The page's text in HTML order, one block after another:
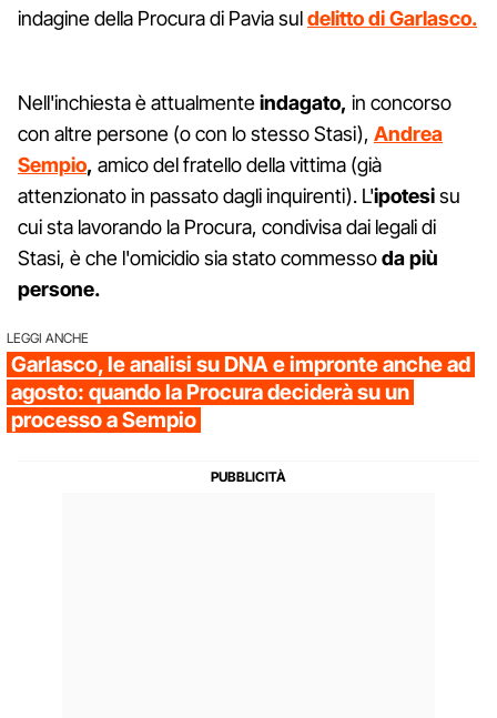
indagine della Procura di Pavia suldelitto di Garlasco.
Nell'inchiesta è attualmenteindagato, in concorso
con altre persone (o con lo stesso Stasi), Andrea
Sempio, amico del fratello della vittima (già
attenzionato in passato dagli inquirenti). L'ipotesisu
cui sta lavorando la Procura, condivisa dai legali di
Stasi, è che l'omicidio sia stato commessoda più
persone.
LEGGI ANCHE
Garlasco, le analisi su DNA e impronte anche ad
agosto: quando la Procura deciderà su un
processo a Sempio